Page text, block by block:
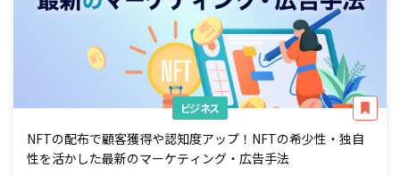
ビジネス
NFTの配布で顧客獲得や認知度アップ！NFTの希少性・独自
性を活かした最新のマーケティング・広告手法